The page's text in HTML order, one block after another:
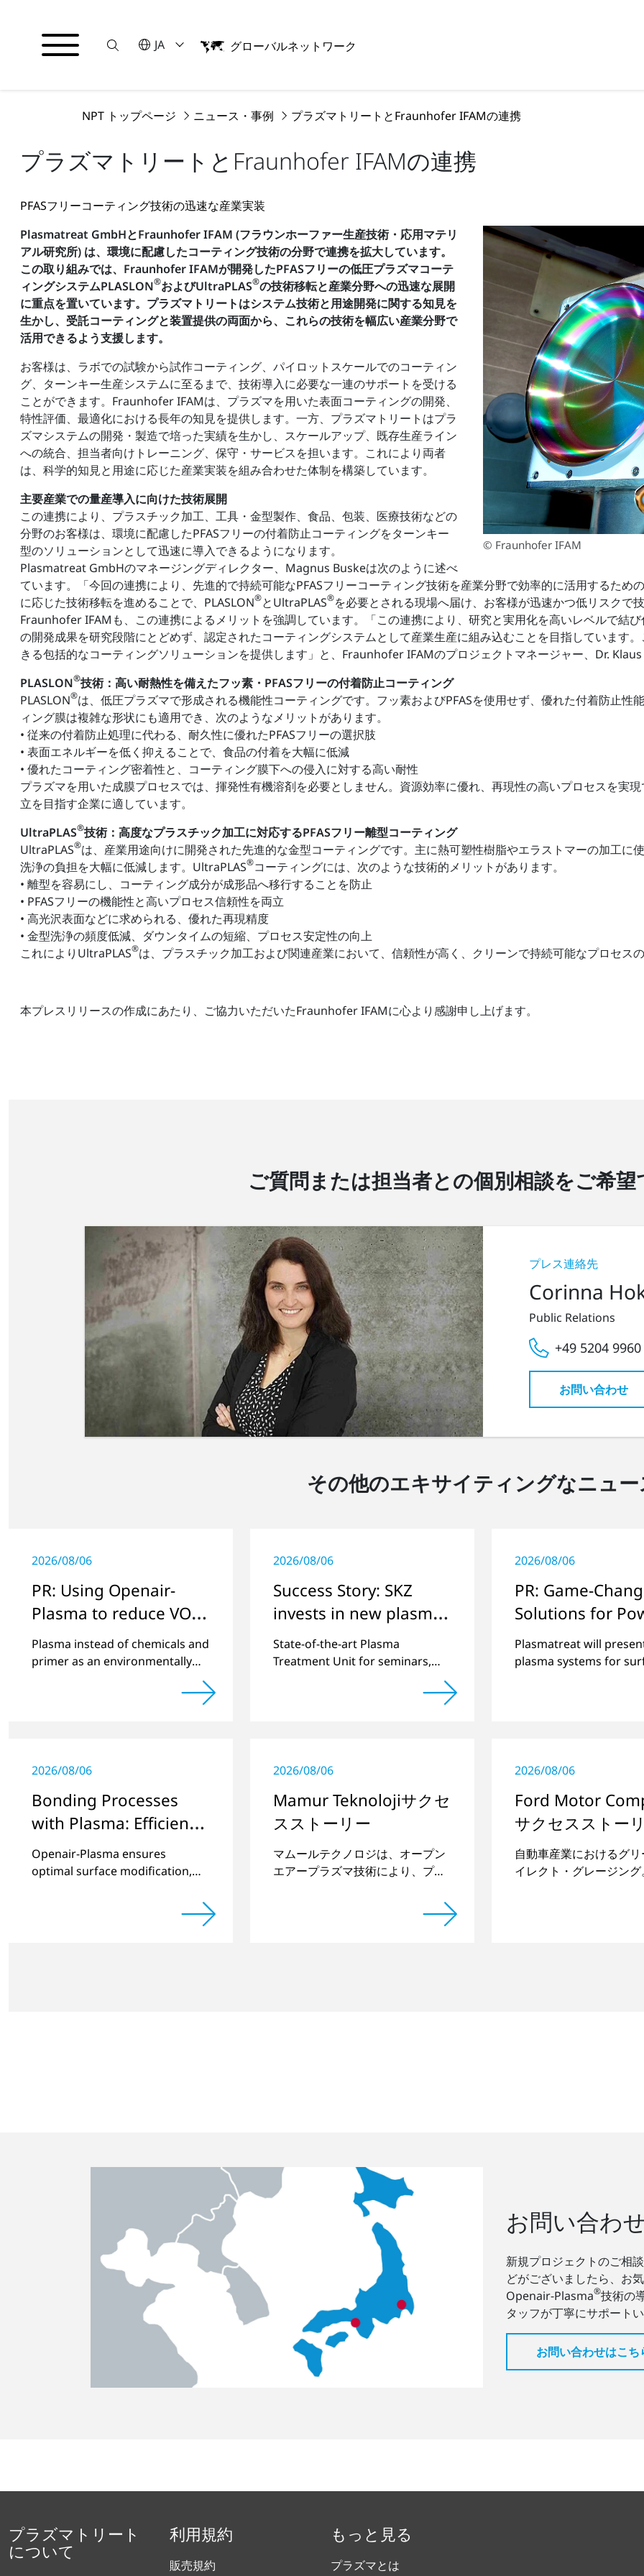
Suche言語を選択してください
JA
English
グローバルネットワーク
NPT トップページ ニュース・事例 プラズマトリートとFraunhofer IFAMの連携
プラズマトリートとFraunhofer IFAMの連携
PFASフリーコーティング技術の迅速な産業実装
© Fraunhofer IFAM
Plasmatreat GmbHとFraunhofer IFAM (フラウンホーファー生産技術・応用マテリ
アル研究所) は、環境に配慮したコーティング技術の分野で連携を拡大しています。
この取り組みでは、Fraunhofer IFAMが開発したPFASフリーの低圧プラズマコーテ
ィングシステムPLASLON®およびUltraPLAS®の技術移転と産業分野への迅速な展開
に重点を置いています。プラズマトリートはシステム技術と用途開発に関する知見を
生かし、受託コーティングと装置提供の両面から、これらの技術を幅広い産業分野で
活用できるよう支援します。
お客様は、ラボでの試験から試作コーティング、パイロットスケールでのコーティン
グ、ターンキー生産システムに至るまで、技術導入に必要な一連のサポートを受ける
ことができます。Fraunhofer IFAMは、プラズマを用いた表面コーティングの開発、
特性評価、最適化における長年の知見を提供します。一方、プラズマトリートはプラ
ズマシステムの開発・製造で培った実績を生かし、スケールアップ、既存生産ライン
への統合、担当者向けトレーニング、保守・サービスを担います。これにより両者
は、科学的知見と用途に応じた産業実装を組み合わせた体制を構築しています。
主要産業での量産導入に向けた技術展開
この連携により、プラスチック加工、工具・金型製作、食品、包装、医療技術などの
分野のお客様は、環境に配慮したPFASフリーの付着防止コーティングをターンキー
型のソリューションとして迅速に導入できるようになります。
Plasmatreat GmbHのマネージングディレクター、Magnus Buskeは次のように述べ
ています。「今回の連携により、先進的で持続可能なPFASフリーコーティング技術を産業分野で効率的に活用するた
に応じた技術移転を進めることで、PLASLON®とUltraPLAS®を必要とされる現場へ届け、お客様が迅速かつ低リスクで
Fraunhofer IFAMも、この連携によるメリットを強調しています。「この連携により、研究と実用化を高いレベルで結
の開発成果を研究段階にとどめず、認定されたコーティングシステムとして産業生産に組み込むことを目指しています
きる包括的なコーティングソリューションを提供します」と、Fraunhofer IFAMのプロジェクトマネージャー、Dr.
PLASLON®技術：高い耐熱性を備えたフッ素・PFASフリーの付着防止コーティング
PLASLON®は、低圧プラズマで形成される機能性コーティングです。フッ素およびPFASを使用せず、優れた付着防止
ィング膜は複雑な形状にも適用でき、次のようなメリットがあります。
• 従来の付着防止処理に代わる、耐久性に優れたPFASフリーの選択肢
• 表面エネルギーを低く抑えることで、食品の付着を大幅に低減
• 優れたコーティング密着性と、コーティング膜下への侵入に対する高い耐性
プラズマを用いた成膜プロセスでは、揮発性有機溶剤を必要としません。資源効率に優れ、再現性の高いプロセスを実
立を目指す企業に適しています。
UltraPLAS®技術：高度なプラスチック加工に対応するPFASフリー離型コーティング
UltraPLAS®は、産業用途向けに開発された先進的な金型コーティングです。主に熱可塑性樹脂やエラストマーの加工に
洗浄の負担を大幅に低減します。UltraPLAS®コーティングには、次のような技術的メリットがあります。
• 離型を容易にし、コーティング成分が成形品へ移行することを防止
• PFASフリーの機能性と高いプロセス信頼性を両立
• 高光沢表面などに求められる、優れた再現精度
• 金型洗浄の頻度低減、ダウンタイムの短縮、プロセス安定性の向上
これによりUltraPLAS®は、プラスチック加工および関連産業において、信頼性が高く、クリーンで持続可能なプロセス
本プレスリリースの作成にあたり、ご協力いただいたFraunhofer IFAMに心より感謝申し上げます。
ご質問または担当者との個別相談をご希望
プレス連絡先
Corinna
Public Relations
+49 5204
お問い合わせ
その他のエキサイティングなニュ
2026/08/06
PR: Using Openair-
Plasma to reduce VOC
Emissions
Plasma instead of chemicals and
primer as an environmentally
2026/08/06
Success Story: SKZ
invests in new plasma
system for versatile
surface modification
State-of-the-art Plasma
Treatment Unit for seminars,
2026/08/06
PR: Game-
Solutions for
Module and
Semiconductor
Plasmatreat will
plasma systems for
2026/08/06
Bonding Processes
with Plasma: Efficient
and Sustainable
Openair-Plasma ensures
optimal surface modification,
2026/08/06
Mamur Teknolojiサクセ
スストーリー
マムールテクノロジは、オープン
エアープラズマ技術により、プラ
たプラスチックとガラスの接合部
2026/08/06
Ford Motor
サクセスストー
自動車産業におけるグ
イレクト・グレージング
お問い合わ
新規プロジェクトのご相
どがございましたら、お
Openair-Plasma®技術の
タッフが丁寧にサポート
お問い合わせはこち
プラズマトリート
について
利用規約
販売規約
もっと見る
プラズマとは